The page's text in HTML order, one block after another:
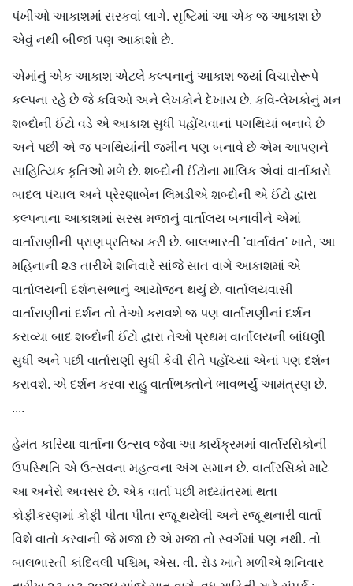
પંખીઓ આકાશમાં સરકવાં લાગે. સૃષ્ટિમાં આ એક જ આકાશ છે
એવું નથી બીજાં પણ આકાશો છે.
એમાંનું એક આકાશ એટલે કલ્પનાનું આકાશ જ્યાં વિચારોરૂપે
કલ્પના રહે છે જે કવિઓ અને લેખકોને દેખાય છે. કવિ-લેખકોનું મન
શબ્દોની ઈંટો વડે એ આકાશ સુધી પહોંચવાનાં પગથિયાં બનાવે છે
અને પછી એ જ પગથિયાંની જમીન પણ બનાવે છે એમ આપણને
સાહિત્યિક કૃતિઓ મળે છે. શબ્દોની ઈંટોના માલિક એવાં વાર્તાકારો
બાદલ પંચાલ અને પ્રેરણાબેન લિમડીએ શબ્દોની એ ઈંટો દ્વારા
કલ્પનાના આકાશમાં સરસ મજાનું વાર્તાલય બનાવીને એમાં
વાર્તારાણીની પ્રાણપ્રતિષ્ઠા કરી છે. બાલભારતી 'વાર્તાવંત' ખાતે, આ
મહિનાની ૨૩ તારીખે શનિવારે સાંજે સાત વાગે આકાશમાં એ
વાર્તાલયની દર્શનસભાનું આયોજન થયું છે. વાર્તાલયવાસી
વાર્તારાણીનાં દર્શન તો તેઓ કરાવશે જ પણ વાર્તારાણીનાં દર્શન
કરાવ્યા બાદ શબ્દોની ઈંટો દ્વારા તેઓ પ્રથમ વાર્તાલયની બાંધણી
સુધી અને પછી વાર્તારાણી સુધી કેવી રીતે પહોંચ્યાં એનાં પણ દર્શન
કરાવશે. એ દર્શન કરવા સહુ વાર્તાભક્તોને ભાવભર્યું આમંત્રણ છે.
....
હેમંત કારિયા વાર્તાના ઉત્સવ જેવા આ કાર્યક્રમમાં વાર્તારસિકોની
ઉપસ્થિતિ એ ઉત્સવના મહત્વના અંગ સમાન છે. વાર્તારસિકો માટે
આ અનેરો અવસર છે. એક વાર્તા પછી મધ્યાંતરમાં થતા
કોફીકરણમાં કોફી પીતા પીતા રજૂ થયેલી અને રજૂ થનારી વાર્તા
વિશે વાતો કરવાની જે મજા છે એ મજા તો સ્વર્ગમાં પણ નથી. તો
બાલભારતી કાંદિવલી પશ્ચિમ, એસ. વી. રોડ ખાતે મળીએ શનિવાર